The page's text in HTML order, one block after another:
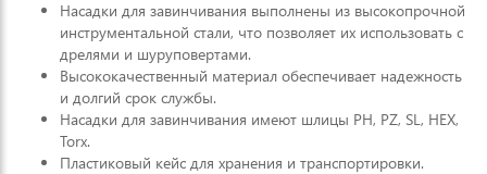
Насадки для завинчивания выполнены из высокопрочной
инструментальной стали, что позволяет их использовать с
дрелями и шуруповертами.
Высококачественный материал обеспечивает надежность
и долгий срок службы.
Насадки для завинчивания имеют шлицы PH, PZ, SL, HEX,
Torx.
Пластиковый кейс для хранения и транспортировки.